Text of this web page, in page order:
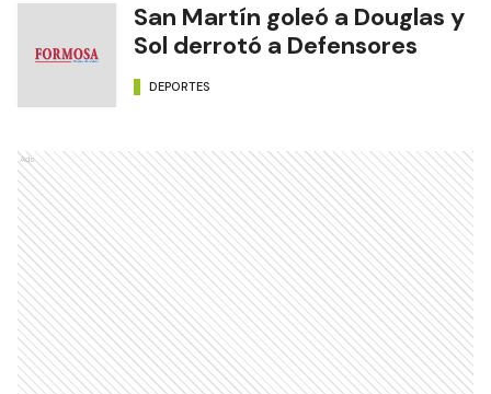
San Martín goleó a Douglas y
Sol derrotó a Defensores
DEPORTES
Ads